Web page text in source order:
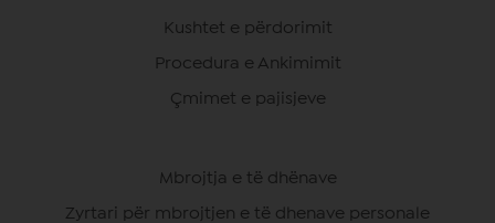
Kushtet e përdorimit
Procedura e Ankimimit
Çmimet e pajisjeve
Mbrojtja e të dhënave
Zyrtari për mbrojtjen e të dhenave personale